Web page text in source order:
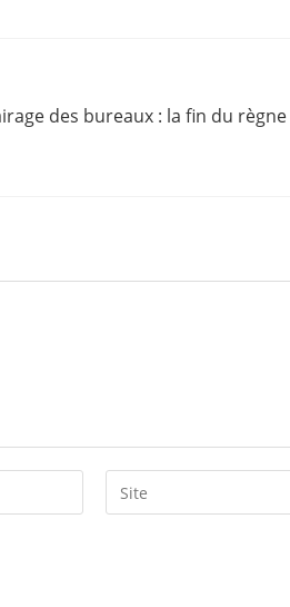
des bureaux : la fin du